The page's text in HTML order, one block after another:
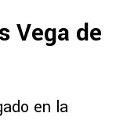
Vega de
en la